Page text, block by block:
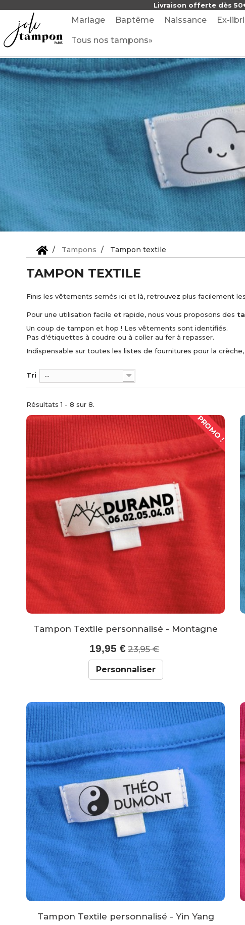
Livraison offerte dès
Mariage Baptême Naissance Ex-
Tous nos tampons»
Tampons Tampon textile
TAMPON TEXTILE
Finis les vêtements semés ici et là, retrouvez plus facilement
Pour une utilisation facile et rapide, nous vous proposons des
Un coup de tampon et hop ! Les vêtements sont identifiés.
Pas d'étiquettes à coudre ou à coller au fer à repasser.
Indispensable sur toutes les listes de fournitures pour la
Tri --
Résultats 1 - 8 sur 8.
PROMO !
Tampon Textile personnalisé - Montagne
19,95 € 23,95 €
Personnaliser
Tampon Textile personnalisé - Yin Yang